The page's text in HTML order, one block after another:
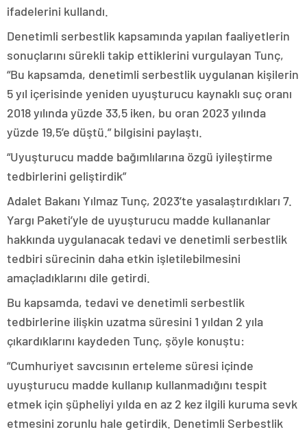
ifadelerini kullandı.
Denetimli serbestlik kapsamında yapılan faaliyetlerin
sonuçlarını sürekli takip ettiklerini vurgulayan Tunç,
“Bu kapsamda, denetimli serbestlik uygulanan kişilerin
5 yıl içerisinde yeniden uyuşturucu kaynaklı suç oranı
2018 yılında yüzde 33,5 iken, bu oran 2023 yılında
yüzde 19,5’e düştü.” bilgisini paylaştı.
“Uyuşturucu madde bağımlılarına özgü iyileştirme
tedbirlerini geliştirdik”
Adalet Bakanı Yılmaz Tunç, 2023’te yasalaştırdıkları 7.
Yargı Paketi’yle de uyuşturucu madde kullananlar
hakkında uygulanacak tedavi ve denetimli serbestlik
tedbiri sürecinin daha etkin işletilebilmesini
amaçladıklarını dile getirdi.
Bu kapsamda, tedavi ve denetimli serbestlik
tedbirlerine ilişkin uzatma süresini 1 yıldan 2 yıla
çıkardıklarını kaydeden Tunç, şöyle konuştu:
“Cumhuriyet savcısının erteleme süresi içinde
uyuşturucu madde kullanıp kullanmadığını tespit
etmek için şüpheliyi yılda en az 2 kez ilgili kuruma sevk
etmesini zorunlu hale getirdik. Denetimli Serbestlik